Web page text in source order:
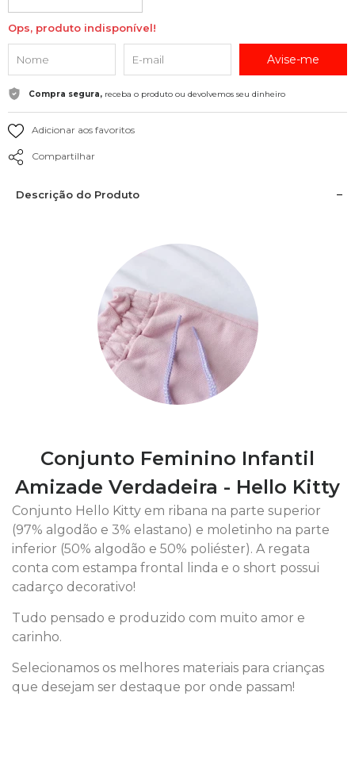
Ops, produto indisponível!
Avise-me
Compra segura, receba o produto ou devolvemos seu dinheiro
Adicionar aos favoritos
Compartilhar
Descrição do Produto
Conjunto Feminino Infantil
Amizade Verdadeira - Hello Kitty
Conjunto Hello Kitty em ribana na parte superior
(97% algodão e 3% elastano) e moletinho na parte
inferior (50% algodão e 50% poliéster). A regata
conta com estampa frontal linda e o short possui
cadarço decorativo!
Tudo pensado e produzido com muito amor e
carinho.
Selecionamos os melhores materiais para crianças
que desejam ser destaque por onde passam!